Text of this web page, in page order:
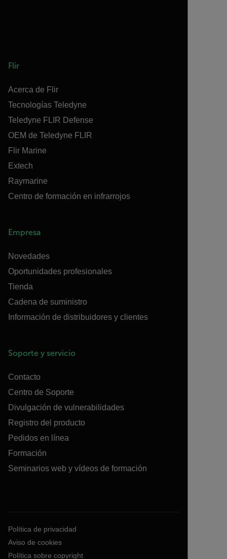
Flir
Acerca de Flir
Tecnologías Teledyne
Teledyne FLIR Defense
OEM de Teledyne FLIR
Flir Marine
Extech
Raymarine
Centro de formación en infrarrojos
Empresa
Novedades
Oportunidades profesionales
Tienda
Cadena de suministro
Información de distribuidores y clientes
Soporte y servicio
Contacto
Centro de Soporte
Divulgación de vulnerabilidades
Registro del producto
Pedidos en línea
Formación
Seminarios web y vídeos de formación
Política de privacidad
Aviso de cookies
Política sobre copyright